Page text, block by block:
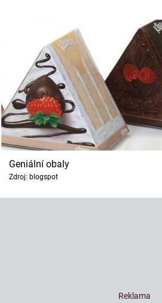
Sledujte prima+
Filmový festival Karlovy Vary
Pořady
Mámy sobě
Geniální obaly
Zdroj: blogspot